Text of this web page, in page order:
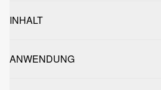
INHALT
ANWENDUNG